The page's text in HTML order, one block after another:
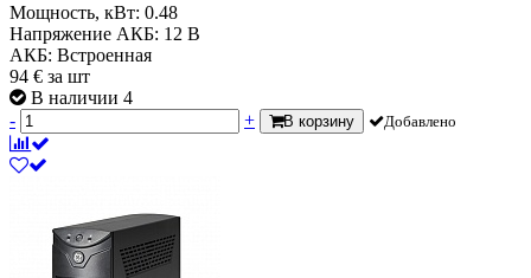
Мощность, кВт: 0.48
Напряжение АКБ: 12 В
АКБ: Встроенная
94 € за шт
В наличии 4
-
+ В корзину Добавлено